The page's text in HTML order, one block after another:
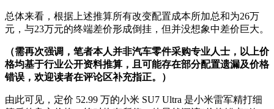
总体来看，根据上述推算所有改变配置成本所加总和为26万
元，与23万元的终端差价形成倒挂，但并没想象中差价巨大。
（需再次强调，笔者本人并非汽车零件采购专业人士，以上价
格均基于行业公开资料推算，且可能存在部分配置遗漏及价格
错误，欢迎读者在评论区补充指正。）
由此可见，定价 52.99 万的小米 SU7 Ultra 是小米雷军精打细